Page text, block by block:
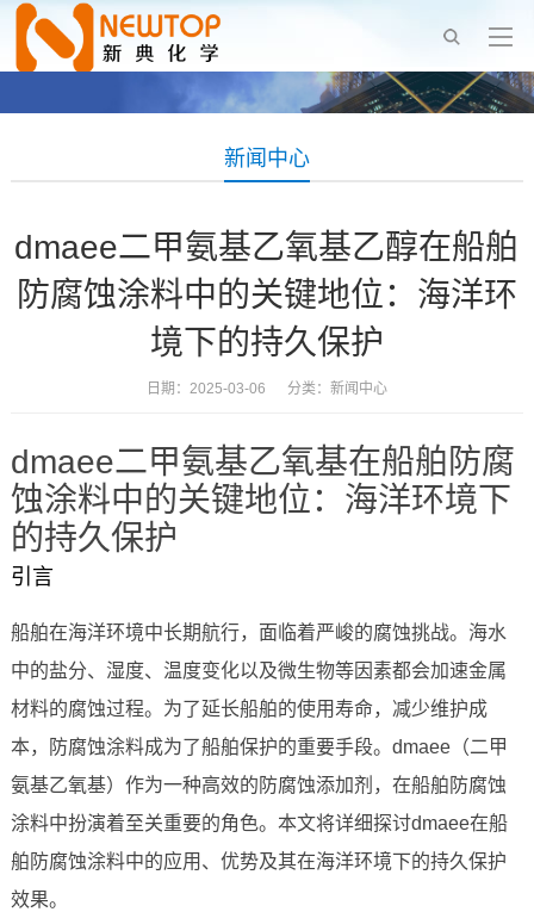
新闻中心
dmaee二甲氨基乙氧基乙醇在船舶
防腐蚀涂料中的关键地位：海洋环
境下的持久保护
日期：2025-03-06 分类： 新闻中心
dmaee二甲氨基乙氧基在船舶防腐
蚀涂料中的关键地位：海洋环境下
的持久保护
引言
船舶在海洋环境中长期航行，面临着严峻的腐蚀挑战。海水
中的盐分、湿度、温度变化以及微生物等因素都会加速金属
材料的腐蚀过程。为了延长船舶的使用寿命，减少维护成
本，防腐蚀涂料成为了船舶保护的重要手段。dmaee（二甲
氨基乙氧基）作为一种高效的防腐蚀添加剂，在船舶防腐蚀
涂料中扮演着至关重要的角色。本文将详细探讨dmaee在船
舶防腐蚀涂料中的应用、优势及其在海洋环境下的持久保护
效果。